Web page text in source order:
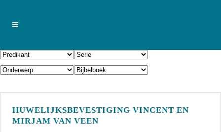
HUWELIJKSBEVESTIGING VINCENT EN
MIRJAM VAN VEEN